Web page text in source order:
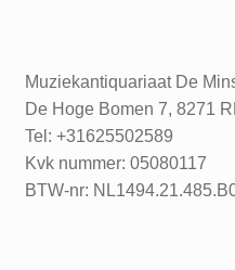
Muziekantiquariaat De
De Hoge Bomen 7, 8271
Tel: +31625502589
Kvk nummer: 05080117
BTW-nr: